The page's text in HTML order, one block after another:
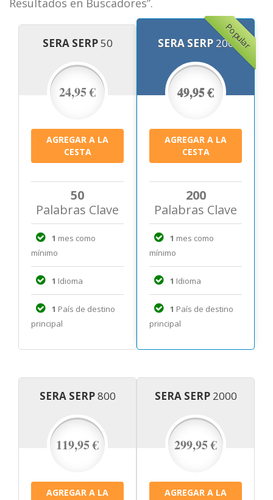
Resultados en Buscadores”.
SERA SERP50
24,95 €
50
Palabras Clave
1 mes como
mínimo
1 Idioma
1 País de destino
principal
Popular
SERA SERP200
49,95 €
200
Palabras Clave
1 mes como
mínimo
1 Idioma
1 País de destino
principal
SERA SERP800
119,95 €
SERA SERP2000
299,95 €